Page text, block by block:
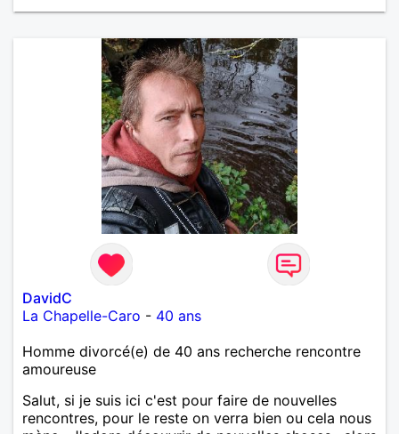
DavidC
La Chapelle-Caro - 40 ans
Homme divorcé(e) de 40 ans recherche rencontre
amoureuse
Salut, si je suis ici c'est pour faire de nouvelles
rencontres, pour le reste on verra bien ou cela nous